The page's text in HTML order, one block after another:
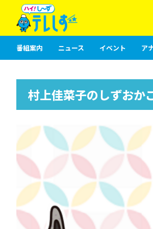
番組案内 ニュース イベント ア
村上佳菜子のしずおか